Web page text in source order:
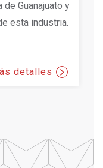
Guanajuato y
esta industria.
detalles